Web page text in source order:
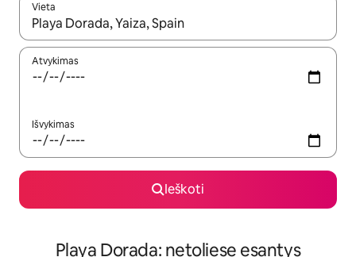
Vieta
Kai pasirodys paieškos rezultatai, juos naršyti galite
Atvykimas
Išvykimas
Ieškoti
Playa Dorada: netoliese esantys